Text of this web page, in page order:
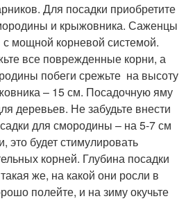
Для посадки приобретите
и крыжовника. Саженцы
мощной корневой системой.
все поврежденные корни, а
побеги срежьте на высоту
– 15 см. Посадочную яму
деревьев. Не забудьте внести
для смородины – на 5-7 см
это будет стимулировать
корней. Глубина посадки
же, на какой они росли в
полейте, и на зиму окучьте